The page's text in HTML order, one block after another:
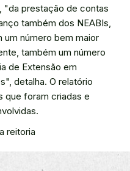
"da prestação de contas
também dos NEABIs,
um número bem maior
também um número
de Extensão em
detalha. O relatório
que foram criadas e
reitoria